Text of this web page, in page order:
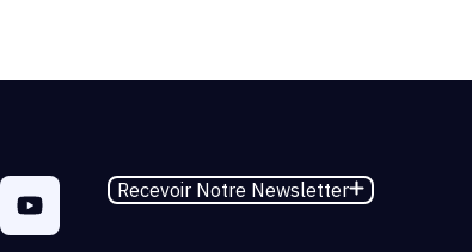
Recevoir Notre Newsletter